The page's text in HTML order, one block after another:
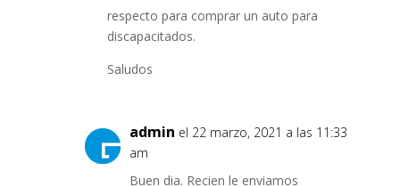
respecto para comprar un auto para
discapacitados.
Saludos
admin el 22 marzo, 2021 a las 11:33
am
Buen dia. Recien le enviamos